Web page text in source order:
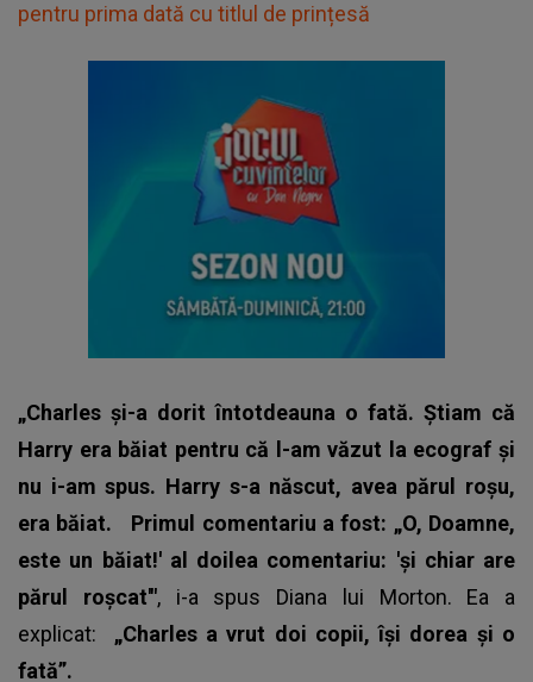
pentru prima dată cu titlul de prințesă
„Charles și-a dorit întotdeauna o fată. Știam că
Harry era băiat pentru că l-am văzut la ecograf și
nu i-am spus. Harry s-a născut, avea părul roșu,
era băiat.
Primul comentariu a fost: „O, Doamne,
este un băiat!' al doilea comentariu: 'și chiar are
părul roșcat'", i-a spus Diana lui Morton. Ea a
explicat: „Charles a vrut doi copii, își dorea și o
fată”.